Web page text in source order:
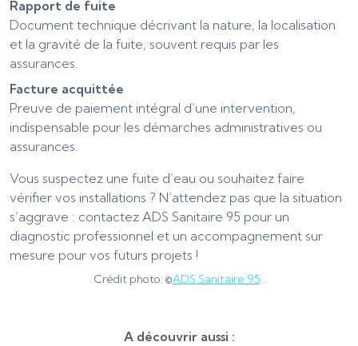
Rapport de fuite
Document technique décrivant la nature, la localisation
et la gravité de la fuite, souvent requis par les
assurances.
Facture acquittée
Preuve de paiement intégral d’une intervention,
indispensable pour les démarches administratives ou
assurances.
Vous suspectez une fuite d’eau ou souhaitez faire
vérifier vos installations ? N’attendez pas que la situation
s’aggrave : contactez ADS Sanitaire 95 pour un
diagnostic professionnel et un accompagnement sur
mesure pour vos futurs projets !
Crédit photo: ©ADS Sanitaire 95 .
A découvrir aussi :